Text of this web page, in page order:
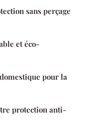
sans perçage
et éco-
pour la
protection anti-